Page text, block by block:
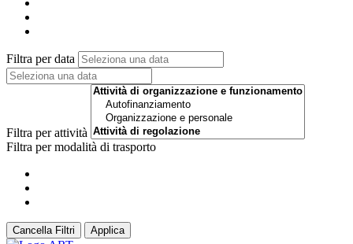
Filtra per data
Filtra per attività
Filtra per modalità di trasporto
Cancella Filtri Applica